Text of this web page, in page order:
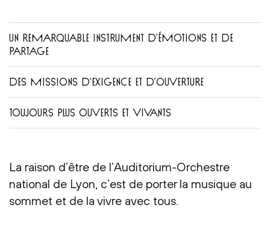
UN REMARQUABLE INSTRUMENT D’ÉMOTIONS ET DE
PARTAGE
DES MISSIONS D’EXIGENCE ET D’OUVERTURE
TOUJOURS PLUS OUVERTS ET VIVANTS
La raison d’être de l’Auditorium-Orchestre
national de Lyon, c’est de porter la musique au
sommet et de la vivre avec tous.